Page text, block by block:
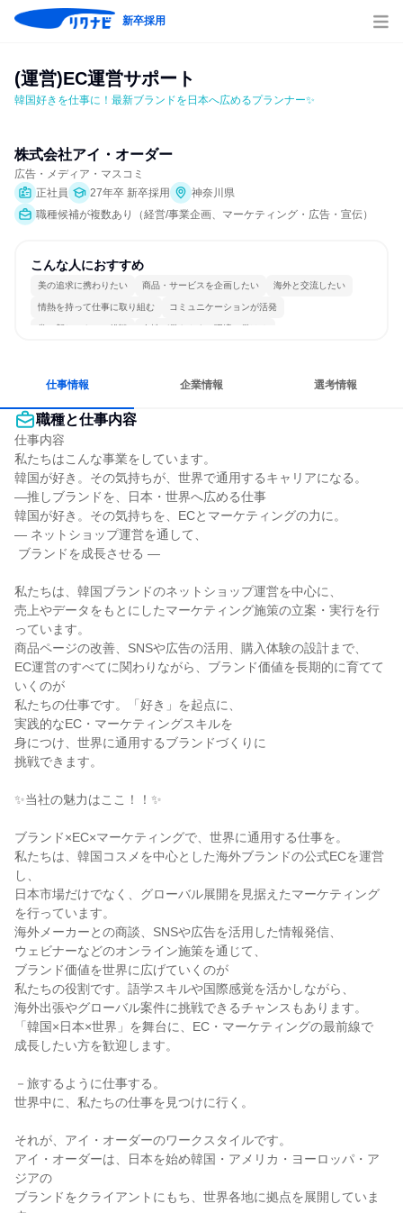
新卒採用
(運営)EC運営サポート
韓国好きを仕事に！最新ブランドを日本へ広めるプランナー✨
株式会社アイ・オーダー
広告・メディア・マスコミ
正社員
27年卒 新卒採用
神奈川県
職種候補が複数あり（経営/事業企画、マーケティング・広告・宣伝）
こんな人におすすめ
美の追求に携わりたい 商品・サービスを企画したい 海外と交流したい
情熱を持って仕事に取り組む コミュニケーションが活発
常に新しいものに挑戦 女性が働きやすい環境で働ける
仕事情報 企業情報 選考情報
職種と仕事内容
仕事内容
私たちはこんな事業をしています。
韓国が好き。その気持ちが、世界で通用するキャリアになる。
―推しブランドを、日本・世界へ広める仕事
韓国が好き。その気持ちを、ECとマーケティングの力に。
― ネットショップ運営を通して、
私たちは、韓国ブランドのネットショップ運営を中心に、
売上やデータをもとにしたマーケティング施策の立案・実行を行
っています。
商品ページの改善、SNSや広告の活用、購入体験の設計まで、
EC運営のすべてに関わりながら、ブランド価値を長期的に育てて
いくのが
私たちの仕事です。「好き」を起点に、
実践的なEC・マーケティングスキルを
身につけ、世界に通用するブランドづくりに
挑戦できます。
✨当社の魅力はここ！！✨
ブランド×EC×マーケティングで、世界に通用する仕事を。
私たちは、韓国コスメを中心とした海外ブランドの公式ECを運営
し、
日本市場だけでなく、グローバル展開を見据えたマーケティング
を行っています。
海外メーカーとの商談、SNSや広告を活用した情報発信、
ウェビナーなどのオンライン施策を通じて、
ブランド価値を世界に広げていくのが
私たちの役割です。語学スキルや国際感覚を活かしながら、
海外出張やグローバル案件に挑戦できるチャンスもあります。
「韓国×日本×世界」を舞台に、EC・マーケティングの最前線で
成長したい方を歓迎します。
－旅するように仕事する。
世界中に、私たちの仕事を見つけに行く。
それが、アイ・オーダーのワークスタイルです。
アイ・オーダーは、日本を始め韓国・アメリカ・ヨーロッパ・ア
ジアの
ブランドをクライアントにもち、世界各地に拠点を展開していま